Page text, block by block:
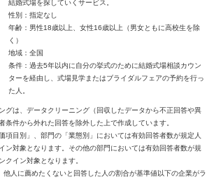
結婚式場を探していくサービス。
性別：指定なし
年齢：男性18歳以上、女性16歳以上（男女ともに高校生を除
く）
地域：全国
条件：過去5年以内に自分の挙式のために結婚式場相談カウン
ターを経由し、式場見学またはブライダルフェアの予約を行っ
た人。
グは、データクリーニング（回収したデータから不正回答や異
条件から外れた回答を除外した上で作成しています。
項目別」、部門の「業態別」においては有効回答者数が規定人
ン対象となります。その他の部門においては有効回答者数が規
クイン対象となります。
人に薦めたくないと回答した人の割合が基準値以下の企業がラ